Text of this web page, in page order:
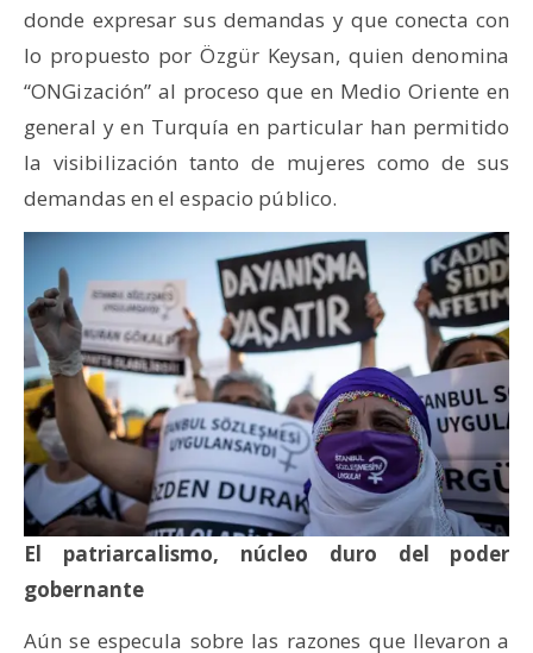
donde expresar sus demandas y que conecta con
lo propuesto por Özgür Keysan, quien denomina
“ONGización” al proceso que en Medio Oriente en
general y en Turquía en particular han permitido
la visibilización tanto de mujeres como de sus
demandas en el espacio público.
El patriarcalismo, núcleo duro del poder
gobernante
Aún se especula sobre las razones que llevaron a